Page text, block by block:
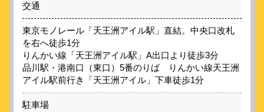
交通
東京モノレール「天王洲アイル駅」直結。中央口改札
を右へ徒歩1分
りんかい線「天王洲アイル駅」A出口より徒歩3分
品川駅・港南口（東口）5番のりば りんかい線天王洲
アイル駅前行き「天王洲アイル」下車徒歩1分
駐車場